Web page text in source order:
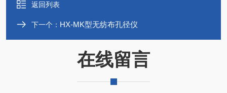
返回列表
下一个： HX-MK型无纺布孔径仪
在线留言